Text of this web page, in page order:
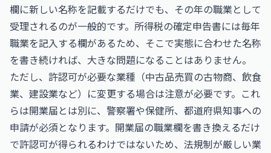
欄に新しい名称を記載するだけでも、その年の職業として
受理されるのが一般的です。所得税の確定申告書には毎年
職業を記入する欄があるため、そこで実態に合わせた名称
を書き続ければ、大きな問題になることはありません。
ただし、許認可が必要な業種（中古品売買の古物商、飲食
業、建設業など）に変更する場合は注意が必要です。これ
らは開業届とは別に、警察署や保健所、都道府県知事への
申請が必須となります。開業届の職業欄を書き換えるだけ
で許認可が得られるわけではないため、法規制が厳しい業